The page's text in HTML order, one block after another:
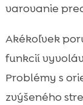
varovanie
Akékoľvek
funkcií
Problémy s
zvýšeného